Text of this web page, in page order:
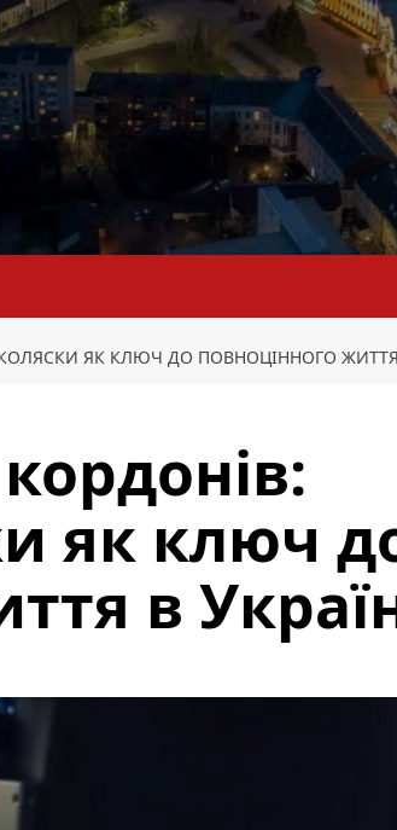
КОЛЯСКИ ЯК КЛЮЧ ДО ПОВНОЦІННОГО ЖИТТЯ
як ключ
в